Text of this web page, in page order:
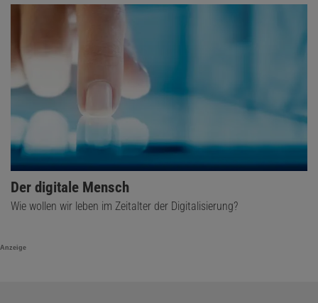
Der digitale Mensch
Wie wollen wir leben im Zeitalter der Digitalisierung?
Anzeige